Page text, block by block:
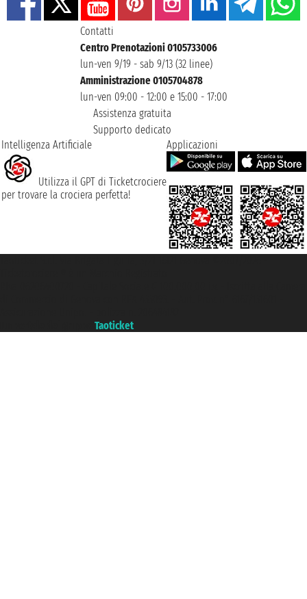
Contatti
Centro Prenotazioni 0105733006
lun-ven 9/19 - sab 9/13 (32 linee)
Amministrazione 0105704878
lun-ven 09:00 - 12:00 e 15:00 - 17:00
Assistenza gratuita
Supporto dedicato
Intelligenza Artificiale
Utilizza il GPT di Ticketcrociere
per trovare la crociera perfetta!
Applicazioni
Taoticket